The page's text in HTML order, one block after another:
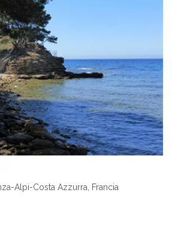
Alpi-Costa Azzurra, Francia